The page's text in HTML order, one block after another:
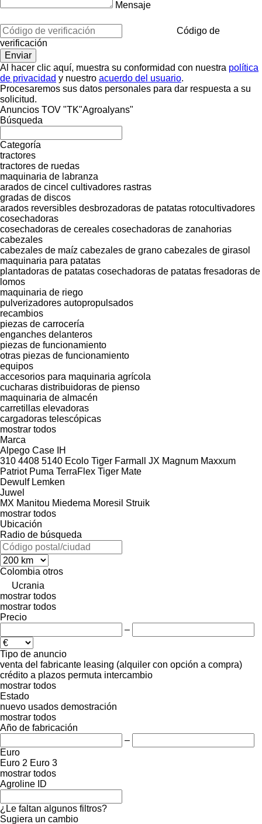
Mensaje
Código de
verificación
Al hacer clic aquí, muestra su conformidad con nuestra política
de privacidad y nuestro acuerdo del usuario.
Procesaremos sus datos personales para dar respuesta a su
solicitud.
Anuncios TOV "TK"Agroalyans"
Búsqueda
Categoría
tractores
tractores de ruedas
maquinaria de labranza
arados de cincel cultivadores rastras
gradas de discos
arados reversibles desbrozadoras de patatas rotocultivadores
cosechadoras
cosechadoras de cereales cosechadoras de zanahorias
cabezales
cabezales de maíz cabezales de grano cabezales de girasol
maquinaria para patatas
plantadoras de patatas cosechadoras de patatas fresadoras de
lomos
maquinaria de riego
pulverizadores autopropulsados
recambios
piezas de carrocería
enganches delanteros
piezas de funcionamiento
otras piezas de funcionamiento
equipos
accesorios para maquinaria agrícola
cucharas distribuidoras de pienso
maquinaria de almacén
carretillas elevadoras
cargadoras telescópicas
mostrar todos
Marca
Alpego Case IH
310 4408 5140 Ecolo Tiger Farmall JX Magnum Maxxum
Patriot Puma TerraFlex Tiger Mate
Dewulf Lemken
Juwel
MX Manitou Miedema Moresil Struik
mostrar todos
Ubicación
Radio de búsqueda
Colombia otros
Ucrania
mostrar todos
mostrar todos
Precio
–
Tipo de anuncio
venta del fabricante leasing (alquiler con opción a compra)
crédito a plazos permuta intercambio
mostrar todos
Estado
nuevo usados demostración
mostrar todos
Año de fabricación
–
Euro
Euro 2 Euro 3
mostrar todos
Agroline ID
¿Le faltan algunos filtros?
Sugiera un cambio